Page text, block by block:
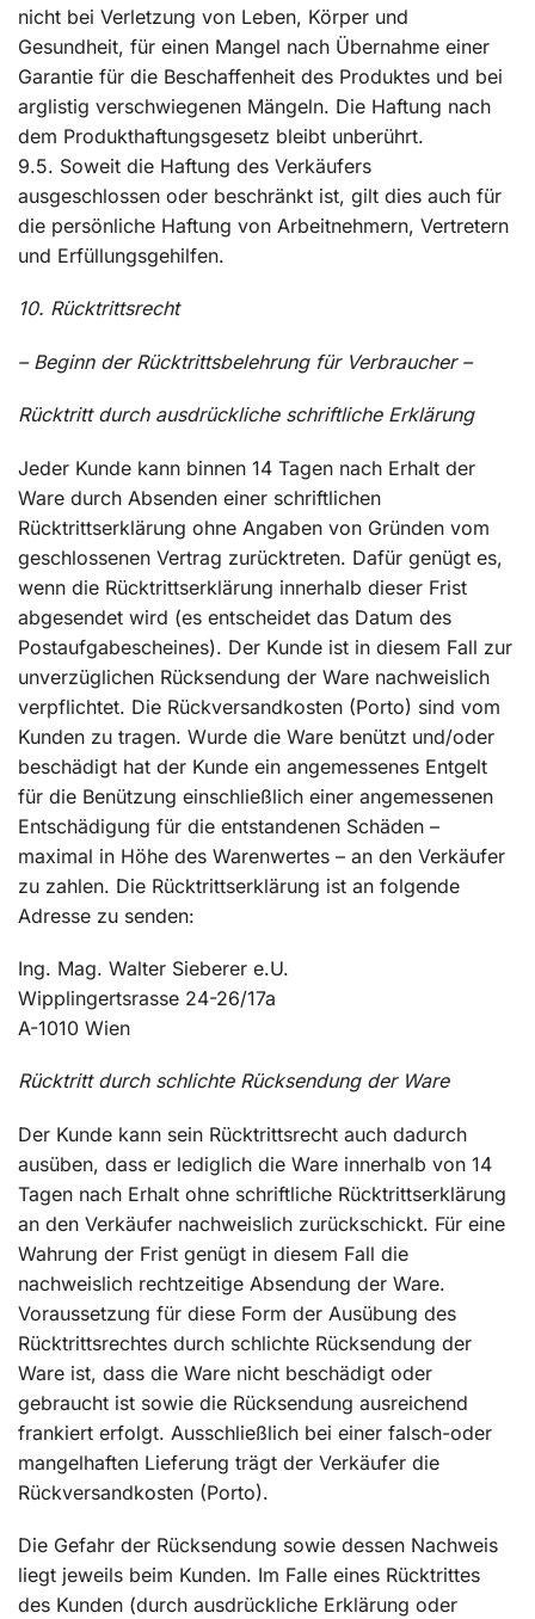
nicht bei Verletzung von Leben, Körper und
Gesundheit, für einen Mangel nach Übernahme einer
Garantie für die Beschaffenheit des Produktes und bei
arglistig verschwiegenen Mängeln. Die Haftung nach
dem Produkthaftungsgesetz bleibt unberührt.
9.5. Soweit die Haftung des Verkäufers
ausgeschlossen oder beschränkt ist, gilt dies auch für
die persönliche Haftung von Arbeitnehmern, Vertretern
und Erfüllungsgehilfen.
10. Rücktrittsrecht
– Beginn der Rücktrittsbelehrung für Verbraucher –
Rücktritt durch ausdrückliche schriftliche Erklärung
Jeder Kunde kann binnen 14 Tagen nach Erhalt der
Ware durch Absenden einer schriftlichen
Rücktrittserklärung ohne Angaben von Gründen vom
geschlossenen Vertrag zurücktreten. Dafür genügt es,
wenn die Rücktrittserklärung innerhalb dieser Frist
abgesendet wird (es entscheidet das Datum des
Postaufgabescheines). Der Kunde ist in diesem Fall zur
unverzüglichen Rücksendung der Ware nachweislich
verpflichtet. Die Rückversandkosten (Porto) sind vom
Kunden zu tragen. Wurde die Ware benützt und/oder
beschädigt hat der Kunde ein angemessenes Entgelt
für die Benützung einschließlich einer angemessenen
Entschädigung für die entstandenen Schäden –
maximal in Höhe des Warenwertes – an den Verkäufer
zu zahlen. Die Rücktrittserklärung ist an folgende
Adresse zu senden:
Ing. Mag. Walter Sieberer e.U.
Wipplingertsrasse 24-26/17a
A-1010 Wien
Rücktritt durch schlichte Rücksendung der Ware
Der Kunde kann sein Rücktrittsrecht auch dadurch
ausüben, dass er lediglich die Ware innerhalb von 14
Tagen nach Erhalt ohne schriftliche Rücktrittserklärung
an den Verkäufer nachweislich zurückschickt. Für eine
Wahrung der Frist genügt in diesem Fall die
nachweislich rechtzeitige Absendung der Ware.
Voraussetzung für diese Form der Ausübung des
Rücktrittsrechtes durch schlichte Rücksendung der
Ware ist, dass die Ware nicht beschädigt oder
gebraucht ist sowie die Rücksendung ausreichend
frankiert erfolgt. Ausschließlich bei einer falsch-oder
mangelhaften Lieferung trägt der Verkäufer die
Rückversandkosten (Porto).
Die Gefahr der Rücksendung sowie dessen Nachweis
liegt jeweils beim Kunden. Im Falle eines Rücktrittes
des Kunden (durch ausdrückliche Erklärung oder